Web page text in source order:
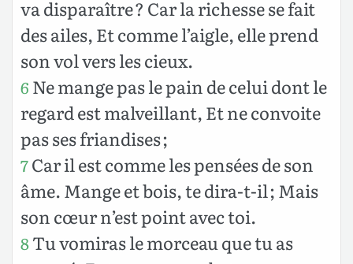
va disparaître ? Car la richesse se fait
des ailes, Et comme l’aigle, elle prend
son vol vers les cieux.
6 Ne mange pas le pain de celui dont le
regard est malveillant, Et ne convoite
pas ses friandises ;
7Car il est comme les pensées de son
âme. Mange et bois, te dira-t-il ; Mais
son cœur n’est point avec toi.
8Tu vomiras le morceau que tu as